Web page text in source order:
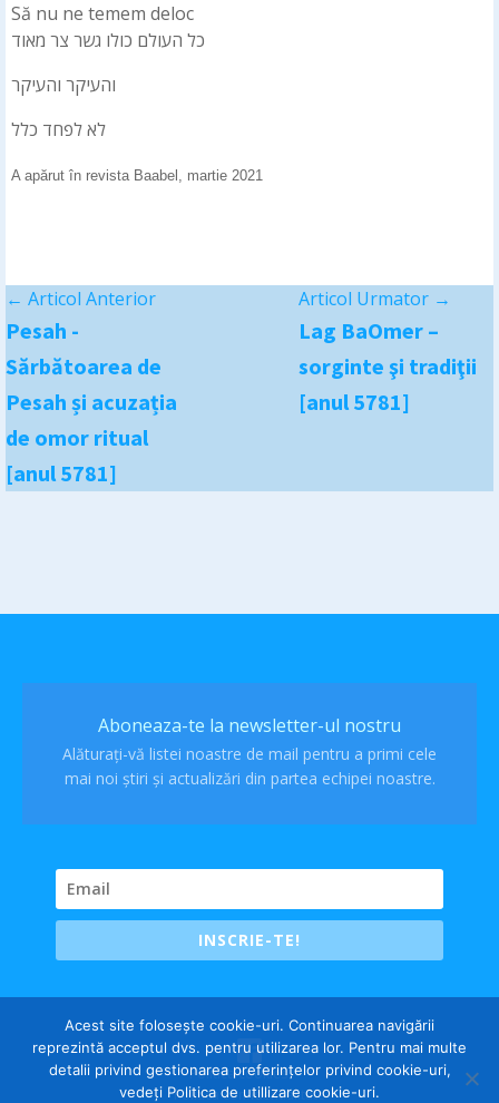
Să nu ne temem deloc
כל העולם כולו גשר צר מאוד
והעיקר והעיקר
לא לפחד כלל
A apărut în revista Baabel, martie 2021
← Articol Anterior
Pesah -
Sărbătoarea de
Pesah și acuzația
de omor ritual
[anul 5781]
Articol Urmator →
Lag BaOmer –
sorginte şi tradiţii
[anul 5781]
Aboneaza-te la newsletter-ul nostru
Alăturați-vă listei noastre de mail pentru a primi cele
mai noi știri și actualizări din partea echipei noastre.
INSCRIE-TE!
Politica cookies
Politica confidentialitate
Acest site folosește cookie-uri. Continuarea navigării
reprezintă acceptul dvs. pentru utilizarea lor. Pentru mai multe
detalii privind gestionarea preferințelor privind cookie-uri,
vedeți Politica de utillizare cookie-uri.